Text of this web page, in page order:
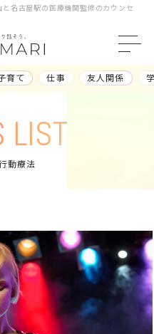
名古屋駅の医療機関監修のカウンセ
育て 仕事 友人関係
グ
から探す
恋愛
LIST
動療法